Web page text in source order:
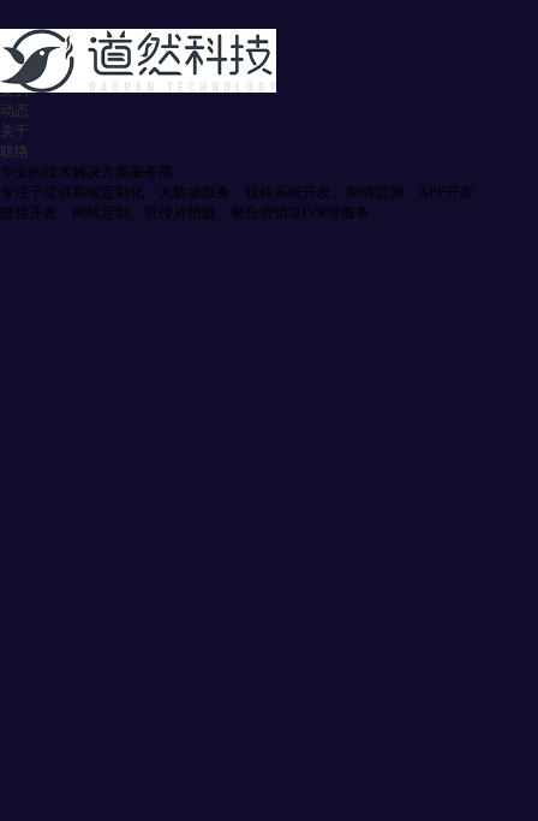
首页
服务
案例
动态
关于
联络
专业的技术解决方案服务商
专注于提供高端定制化、大数据服务、软件系统开发、舆情监测、APP开发
微信开发、网站定制、宣传片拍摄、整合营销3DVR等服务